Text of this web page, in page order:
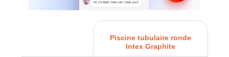
Piscine tubulaire ronde
Intex Graphite